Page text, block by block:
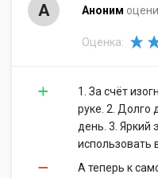
А Аноним
Оценка:
1. За счёт
руке. 2. Долго
день. 3. Яркий
использовать
А теперь к